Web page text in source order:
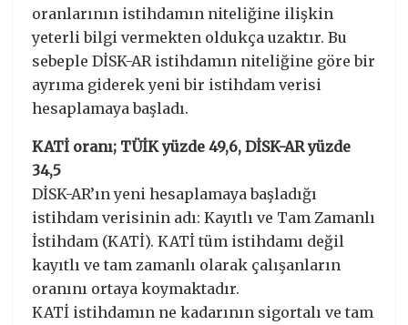
oranlarının istihdamın niteliğine ilişkin
yeterli bilgi vermekten oldukça uzaktır. Bu
sebeple DİSK-AR istihdamın niteliğine göre bir
ayrıma giderek yeni bir istihdam verisi
hesaplamaya başladı.
KATİ oranı; TÜİK yüzde 49,6, DİSK-AR yüzde
34,5
DİSK-AR’ın yeni hesaplamaya başladığı
istihdam verisinin adı: Kayıtlı ve Tam Zamanlı
İstihdam (KATİ). KATİ tüm istihdamı değil
kayıtlı ve tam zamanlı olarak çalışanların
oranını ortaya koymaktadır.
KATİ istihdamın ne kadarının sigortalı ve tam